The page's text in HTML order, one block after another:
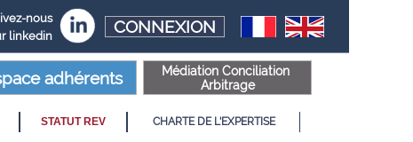
nous
linkedin
CONNEXION
adhérents
STATUT REV CHARTE DE L'EXPERTISE
Médiation Conciliation
Arbitrage